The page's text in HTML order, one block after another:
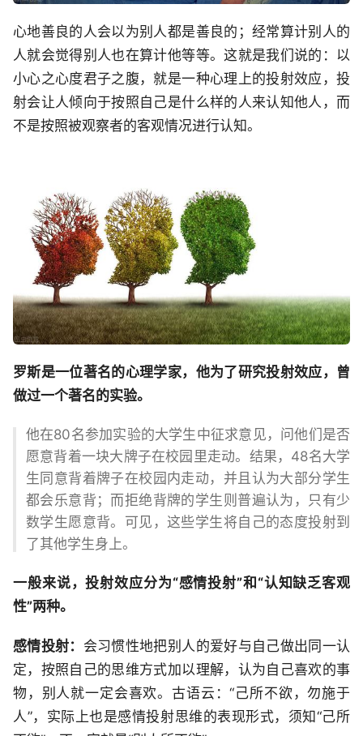
心地善良的人会以为别人都是善良的；经常算计别人的
人就会觉得别人也在算计他等等。这就是我们说的：以
小心之心度君子之腹，就是一种心理上的投射效应，投
射会让人倾向于按照自己是什么样的人来认知他人，而
不是按照被观察者的客观情况进行认知。
罗斯是一位著名的心理学家，他为了研究投射效应，曾
做过一个著名的实验。
他在80名参加实验的大学生中征求意见，问他们是否
愿意背着一块大牌子在校园里走动。结果，48名大学
生同意背着牌子在校园内走动，并且认为大部分学生
都会乐意背；而拒绝背牌的学生则普遍认为，只有少
数学生愿意背。可见，这些学生将自己的态度投射到
了其他学生身上。
一般来说，投射效应分为“感情投射”和“认知缺乏客观
性”两种。
感情投射： 会习惯性地把别人的爱好与自己做出同一认
定，按照自己的思维方式加以理解，认为自己喜欢的事
物，别人就一定会喜欢。古语云：“己所不欲，勿施于
人”，实际上也是感情投射思维的表现形式，须知“己所